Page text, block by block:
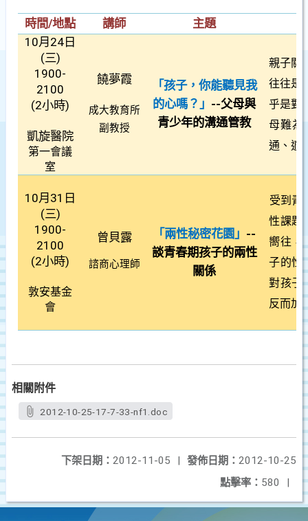
時間/地點 講師
主題
10月24日
(三)
1900-
2100
(2小時)
凱旋醫院
第一會議
室
饒夢霞
成大教育所
副教授
「孩子，你能聽見我
的心嗎？」 --父母與
青少年的溝通管教
親子關
往往是
乎是對
母難為
通、適
10月31日
(三)
1900-
2100
(2小時)
敦安基金
會
曾貝露
諮商心理師
「兩性秘密花園」 --
談青春期孩子的兩性
關係
受到青
性課題
嚮往，
子的性
對孩子
反而加
相關附件
2012-10-25-17-7-33-nf1.doc
發佈日期： 2012-10-25
下架日期： 2012-11-05
|
點擊率： 580 |